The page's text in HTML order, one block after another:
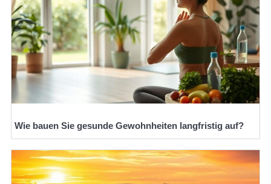
Wie bauen Sie gesunde Gewohnheiten langfristig auf?